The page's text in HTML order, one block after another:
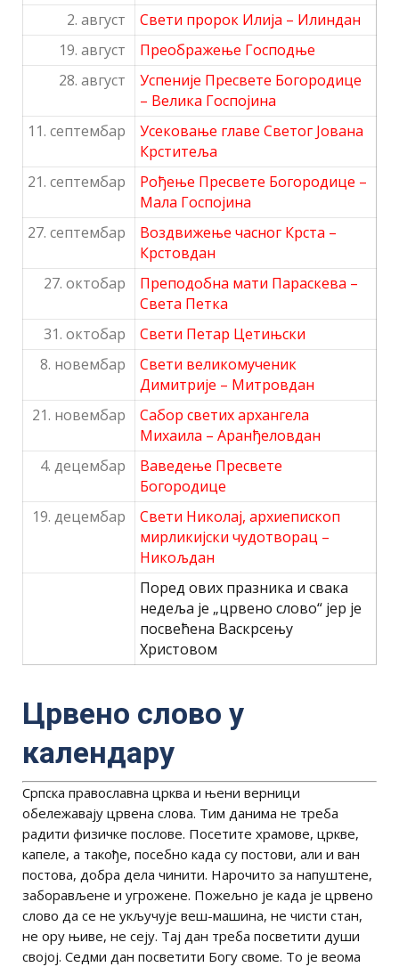
2. август
Свети пророк Илија – Илиндан
19. август
Преображење Господње
28. август
Успеније Пресвете Богородице
– Велика Госпојина
11. септембар
Усековање главе Светог Јована
Крститеља
21. септембар
Рођење Пресвете Богородице –
Мала Госпојина
27. септембар
Воздвижење часног Крста –
Крстовдан
27. октобар
Преподобна мати Параскева –
Света Петка
31. октобар
Свети Петар Цетињски
8. новембар
Свети великомученик
Димитрије – Митровдан
21. новембар
Сабор светих архангела
Михаила – Аранђеловдан
4. децембар
Ваведење Пресвете
Богородице
19. децембар
Свети Николај, архиепископ
мирликијски чудотворац –
Никољдан
Поред ових празника и свака
недеља је „црвено слово“ јер је
посвећена Васкрсењу
Христовом
Црвено слово у
календару
Српска православна црква и њени верници
обележавају црвена слова. Тим данима не треба
радити физичке послове. Посетите храмове, цркве,
капеле, а такође, посебно када су постови, али и ван
постова, добра дела чинити. Нарочито за напуштене,
заборављене и угрожене. Пожељно jе када jе црвено
слово да се не укључуjе веш-машина, не чисти стан,
не ору њиве, не сеjу. Таj дан треба посветити души
своjоj. Седми дан посветити Богу своме. То jе веома